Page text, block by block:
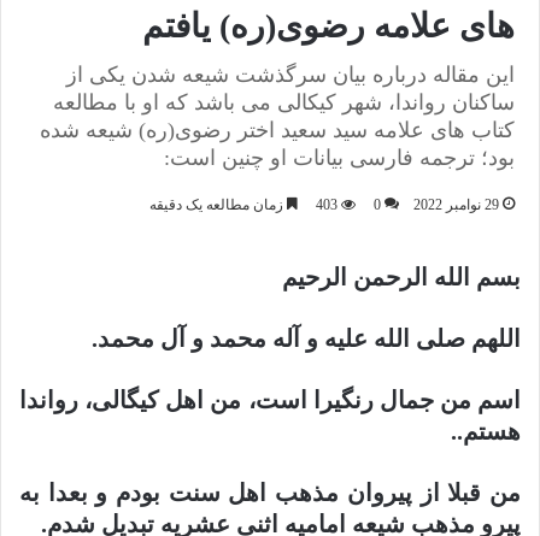
های علامه رضوی(ره) یافتم
این مقاله درباره بیان سرگذشت شیعه شدن یکی از
ساکنان رواندا، شهر کیکالی می باشد که او با مطالعه
کتاب های علامه سید سعید اختر رضوی(ره) شیعه شده
بود؛ ترجمه فارسی بیانات او چنین است:
29 نوامبر 2022 0
403 زمان مطالعه یک دقیقه
بسم الله الرحمن الرحیم
اللهم صلی الله علیه و آله محمد و آل محمد.
اسم من جمال رنگیرا است، من اهل کیگالی، رواندا
هستم..
من قبلا از پیروان مذهب اهل سنت بودم و بعدا به
پیرو مذهب شیعه امامیه اثنی عشریه تبدیل شدم.